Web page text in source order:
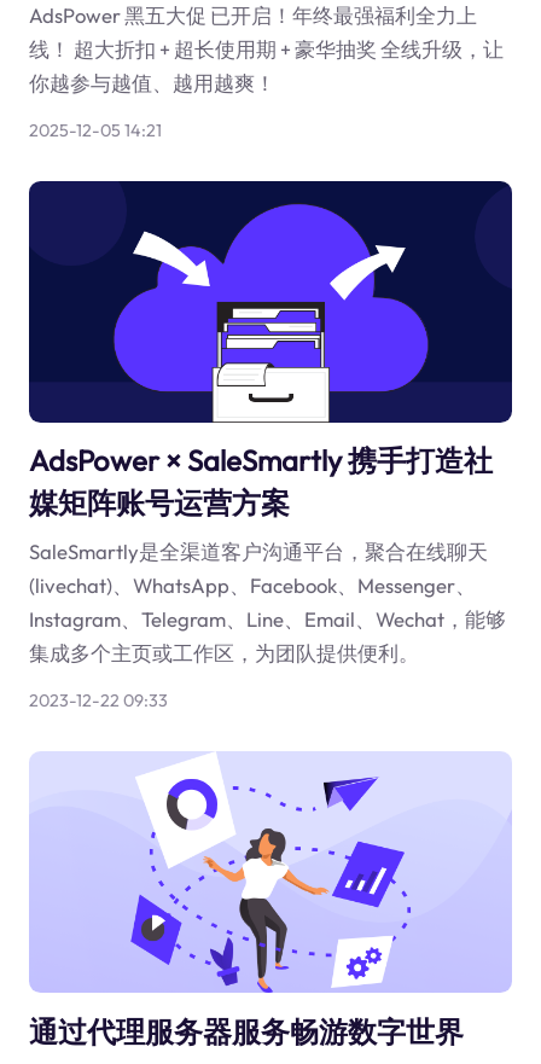
AdsPower 黑五大促 已开启！年终最强福利全力上
线！ 超大折扣 + 超长使用期 + 豪华抽奖 全线升级，让
你越参与越值、越用越爽！
2025-12-05 14:21
AdsPower × SaleSmartly 携手打造社
媒矩阵账号运营方案
SaleSmartly是全渠道客户沟通平台，聚合在线聊天
(livechat)、WhatsApp、Facebook、Messenger、
Instagram、Telegram、Line、Email、Wechat，能够
集成多个主页或工作区，为团队提供便利。
2023-12-22 09:33
通过代理服务器服务畅游数字世界